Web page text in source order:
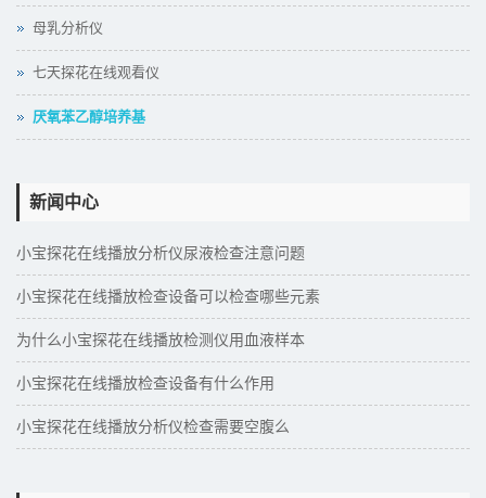
母乳分析仪
七天探花在线观看仪
厌氧苯乙醇培养基
新闻中心
小宝探花在线播放分析仪尿液检查注意问题
小宝探花在线播放检查设备可以检查哪些元素
为什么小宝探花在线播放检测仪用血液样本
小宝探花在线播放检查设备有什么作用
小宝探花在线播放分析仪检查需要空腹么